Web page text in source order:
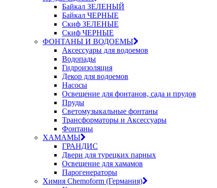
Байкал ЗЕЛЕНЫЙ
Байкал ЧЕРНЫЕ
Скиф ЗЕЛЕНЫЕ
Скиф ЧЕРНЫЕ
ФОНТАНЫ И ВОДОЕМЫ
Аксессуары для водоемов
Водопады
Гидроизоляция
Декор для водоемов
Насосы
Освещение для фонтанов, сада и прудов
Пруды
Светомузыкальные фонтаны
Трансформаторы и Аксессуары
Фонтаны
ХАМАМЫ
ГРАНДИС
Двери для турецких парных
Освещение для хамамов
Парогенераторы
Химия Chemoform (Германия)